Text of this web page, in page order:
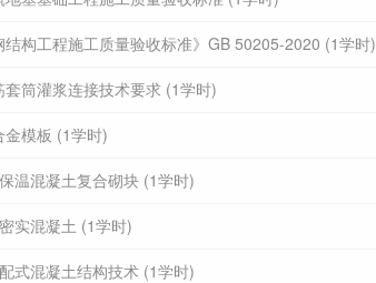
结构工程施工质量验收标准》GB 50205-2020 (1学时)
筒灌浆连接技术要求 (1学时)
模板 (1学时)
温混凝土复合砌块 (1学时)
实混凝土 (1学时)
式混凝土结构技术 (1学时)